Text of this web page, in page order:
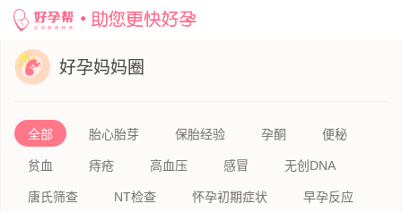
网站首页 > 备孕论坛 > 好孕妈妈圈
好孕妈妈圈
全部 胎心胎芽 保胎经验 孕酮 便秘
贫血 痔疮 高血压 感冒 无创DNA
唐氏筛查 NT检查 怀孕初期症状 早孕反应